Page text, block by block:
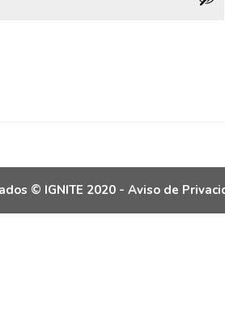
© IGNITE 2020 - Aviso de